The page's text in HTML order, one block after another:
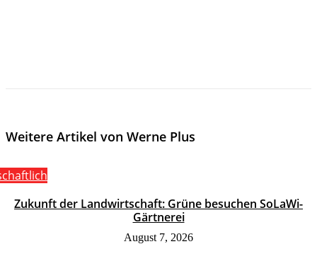
Weitere Artikel von Werne Plus
Zukunft der Landwirtschaft: Grüne besuchen SoLaWi-
Gärtnerei
August 7, 2026